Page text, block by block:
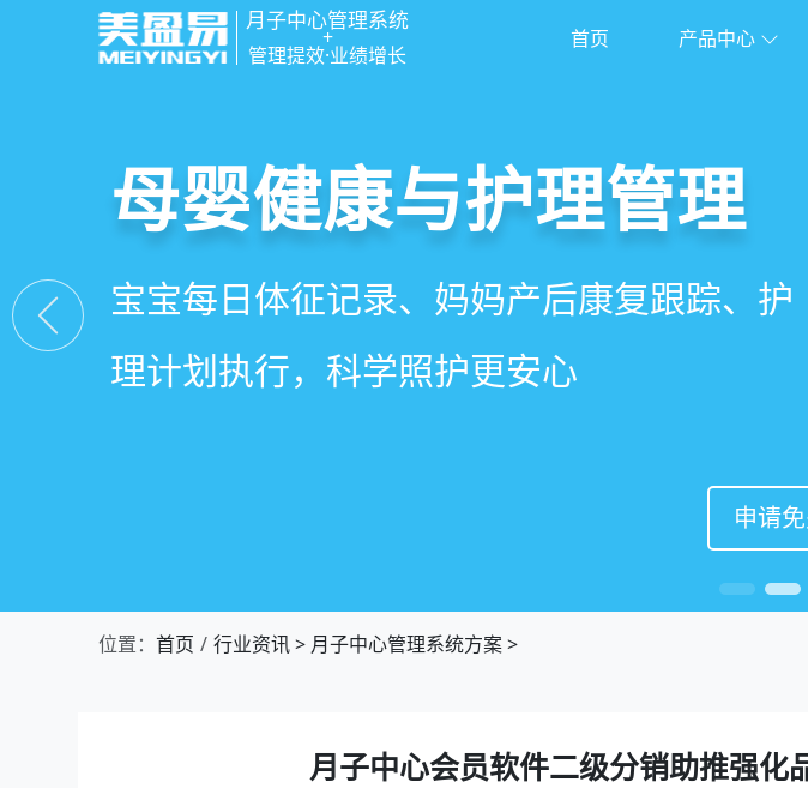
月子中心管理系统
+
管理提效·业绩增长
首页 产品中心
智慧月子中心管理系统
一站式解决月子中心入住、护理、餐饮、会
财务、营销全流程管理
申请
母婴健康与护理管理
宝宝每日体征记录、妈妈产后康复跟踪、护
理计划执行，科学照护更安心
申请
房态与预约管理
在线选房、预约入住、智能排房、资源调
度，提升入住率与客户满意度
申请
会员营销与智能锁客
会员积分、套餐定制、精准营销、客户关
怀，提升复购与转介绍
申请
位置： 首页 行业资讯> 月子中心管理系统方案>
月子中心会员软件二级分销助推强化